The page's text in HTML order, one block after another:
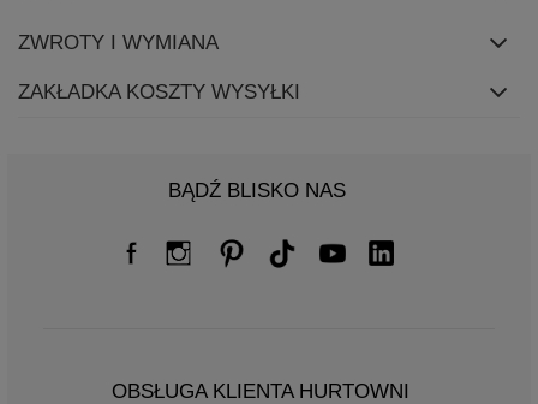
ZWROTY I WYMIANA
ZAKŁADKA KOSZTY WYSYŁKI
BĄDŹ BLISKO NAS
OBSŁUGA KLIENTA HURTOWNI